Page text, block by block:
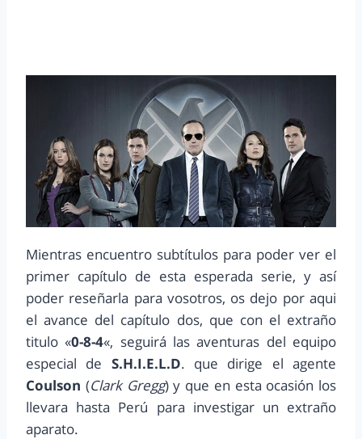
Mientras encuentro subtítulos para poder ver el
primer capítulo de esta esperada serie, y así
poder reseñarla para vosotros, os dejo por aqui
el avance del capítulo dos, que con el extraño
titulo «0-8-4«, seguirá las aventuras del equipo
especial de S.H.I.E.L.D. que dirige el agente
Coulson (Clark Gregg) y que en esta ocasión los
llevara hasta Perú para investigar un extraño
aparato.